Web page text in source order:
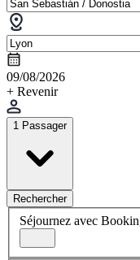
09/08/2026
+ Revenir
1 Passager
Rechercher
Séjournez avec